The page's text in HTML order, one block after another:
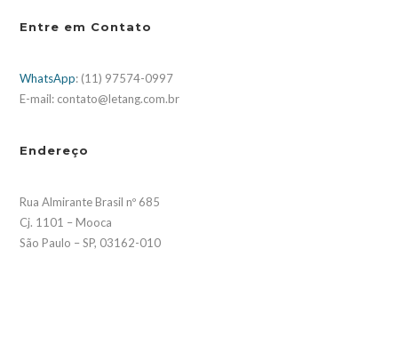
Entre em Contato
WhatsApp: (11) 97574-0997
E-mail: contato@letang.com.br
Endereço
Rua Almirante Brasil nº 685
Cj. 1101 – Mooca
São Paulo – SP, 03162-010